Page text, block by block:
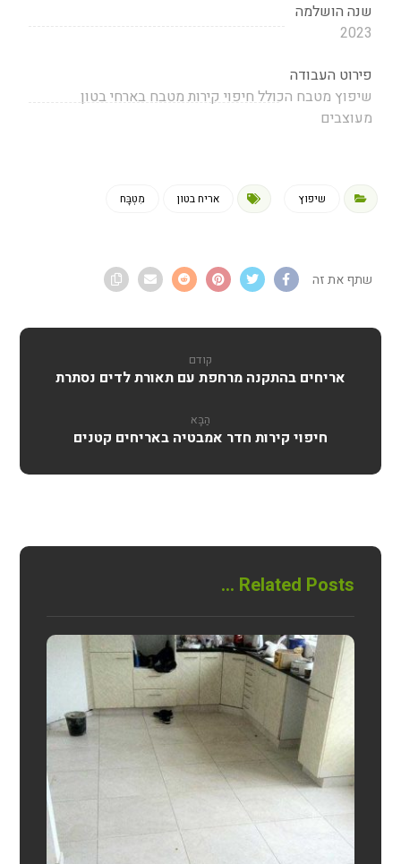
שנה הושלמה
2023
פירוט העבודה
שיפוץ מטבח הכולל חיפוי קירות מטבח בארחי בטון
מעוצבים
שיפוץ אריח בטון מִטְבָּח
קודם
אריחים בהתקנה מרחפת עם תאורת לדים נסתרת
הַבָּא
חיפוי קירות חדר אמבטיה באריחים קטנים
Related Posts ...